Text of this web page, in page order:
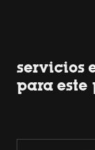
servicios
para este